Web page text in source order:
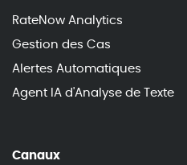
RateNow Analytics
Gestion des Cas
Alertes Automatiques
Agent IA d'Analyse de Texte
Canaux